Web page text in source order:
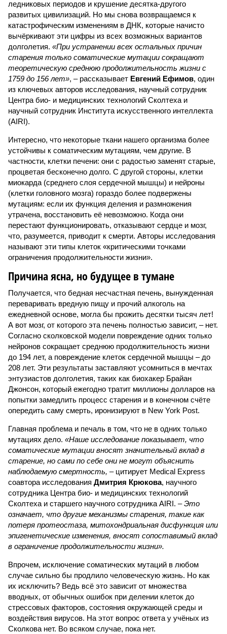
ледниковых периодов и крушение десятка-другого
развитых цивилизаций. Но мы снова возвращаемся к
катастрофическим изменениям в ДНК, которые начисто
вычёркивают эти цифры из всех возможных вариантов
долголетия. «При устранении всех остальных причин
старения только соматические мутации сокращают
теоретическую среднюю продолжительность жизни с
1759 до 156 лет», – рассказывает Евгений Ефимов, один
из ключевых авторов исследования, научный сотрудник
Центра био- и медицинских технологий Сколтеха и
научный сотрудник Института искусственного интеллекта
(AIRI).
Интересно, что некоторые ткани нашего организма более
устойчивы к соматическим мутациям, чем другие. В
частности, клетки печени: они с радостью заменят старые,
процветая бесконечно долго. С другой стороны, клетки
миокарда (среднего слоя сердечной мышцы) и нейроны
(клетки головного мозга) гораздо более подвержены
мутациям: если их функция деления и размножения
утрачена, восстановить её невозможно. Когда они
перестают функционировать, отказывают сердце и мозг,
что, разумеется, приводит к смерти. Авторы исследования
называют эти типы клеток «критическими точками
ограничения продолжительности жизни».
Причина ясна, но будущее в тумане
Получается, что бедная несчастная печень, вынужденная
переваривать вредную пищу и прочий алкоголь на
ежедневной основе, могла бы прожить десятки тысяч лет!
А вот мозг, от которого эта печень полностью зависит, – нет.
Согласно сколковской модели повреждение одних только
нейронов сокращает среднюю продолжительность жизни
до 194 лет, а повреждение клеток сердечной мышцы – до
208 лет. Эти результаты заставляют усомниться в мечтах
энтузиастов долголетия, таких как биохакер Брайан
Джонсон, который ежегодно тратит миллионы долларов на
попытки замедлить процесс старения и в конечном счёте
опередить саму смерть, иронизируют в New York Post.
Главная проблема и печаль в том, что не в одних только
мутациях дело. «Наше исследование показывает, что
соматические мутации вносят значительный вклад в
старение, но сами по себе они не могут объяснить
наблюдаемую смертность, –цитирует Medical Express
соавтора исследования Дмитрия Крюкова, научного
сотрудника Центра био- и медицинских технологий
Сколтеха и старшего научного сотрудника AIRI. –Это
означает, что другие механизмы старения, такие как
потеря протеостаза, митохондриальная дисфункция или
эпигенетические изменения, вносят сопоставимый вклад
в ограничение продолжительности жизни».
Впрочем, исключение соматических мутаций в любом
случае сильно бы продлило человеческую жизнь. Но как
их исключить? Ведь всё это зависит от множества
вводных, от обычных ошибок при делении клеток до
стрессовых факторов, состояния окружающей среды и
воздействия вирусов. На этот вопрос ответа у учёных из
Сколкова нет. Во всяком случае, пока нет.